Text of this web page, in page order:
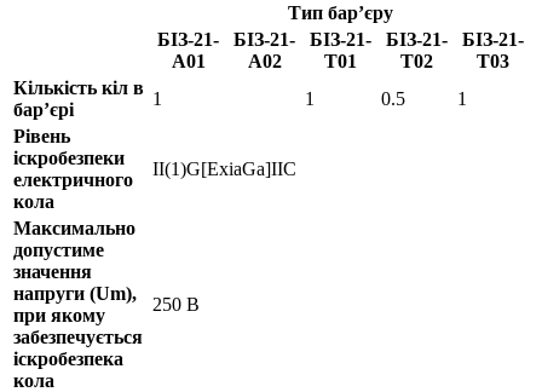
Тип бар’єру
БІЗ-21-
А01
БІЗ-21-
А02
БІЗ-21-
Т01
БІЗ-21-
Т02
БІЗ-21-
Т03
Кількість кіл в
бар’єрі
1 1 0.5
1
Рівень
іскробезпеки
електричного
кола
II(1)G[ExiaGa]IIC
Максимально
допустиме
значення
напруги (Um),
при якому
забезпечується
іскробезпека
кола
250 В